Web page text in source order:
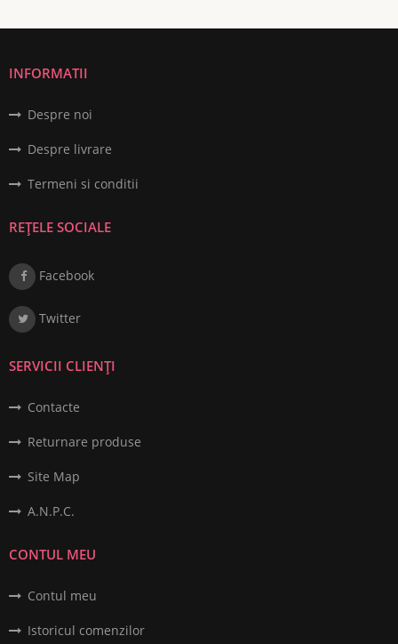
INFORMATII
Despre noi
Despre livrare
Termeni si conditii
REȚELE SOCIALE
Facebook
Twitter
SERVICII CLIENȚI
Contacte
Returnare produse
Site Map
A.N.P.C.
CONTUL MEU
Contul meu
Istoricul comenzilor